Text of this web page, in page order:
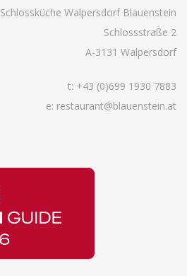
Schlossküche Walpersdorf Blauenstein
Schlossstraße 2
A-3131 Walpersdorf
t: +43 (0)699 1930 7883
e: restaurant@blauenstein.at